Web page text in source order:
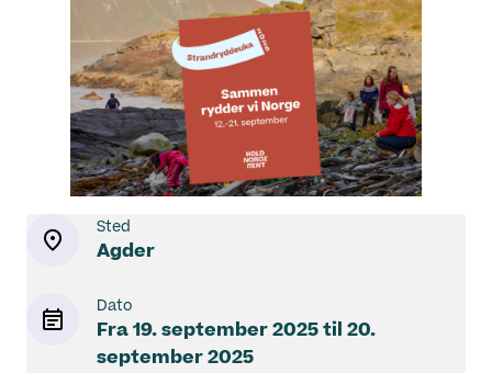
Sted
Agder
Dato
Fra19. september 2025til 20.
september 2025